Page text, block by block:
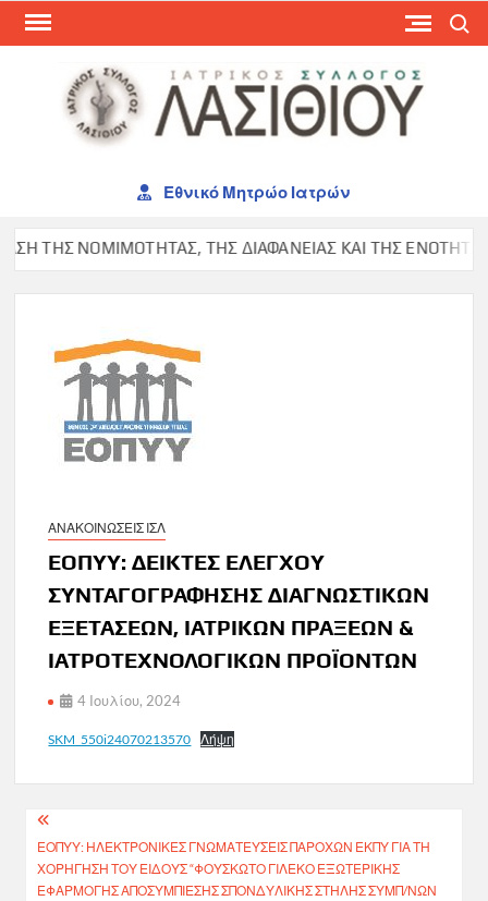
Skip
Εθνικό Μητρώο Ιατρών
ΤΗΣ ΝΟΜΙΜΟΤΗΤΑΣ, ΤΗΣ ΔΙΑΦΑΝΕΙΑΣ ΚΑΙ ΤΗΣ ΕΝΟΤΗΤΑΣ
ΑΝΑΚΟΙΝΩΣΕΙΣ ΙΣΛ
ΕΟΠΥΥ: ΔΕΙΚΤΕΣ ΕΛΕΓΧΟΥ
ΣΥΝΤΑΓΟΓΡΑΦΗΣΗΣ ΔΙΑΓΝΩΣΤΙΚΩΝ
ΕΞΕΤΑΣΕΩΝ, ΙΑΤΡΙΚΩΝ ΠΡΑΞΕΩΝ &
ΙΑΤΡΟΤΕΧΝΟΛΟΓΙΚΩΝ ΠΡΟΪΟΝΤΩΝ
4 Ιουλίου, 2024
SKM_550i24070213570 Λήψη
Πλοήγηση
άρθρων
ΕΟΠΥΥ: ΗΛΕΚΤΡΟΝΙΚΕΣ ΓΝΩΜΑΤΕΥΣΕΙΣ ΠΑΡΟΧΩΝ ΕΚΠΥ ΓΙΑ ΤΗ
ΧΟΡΗΓΗΣΗ ΤΟΥ ΕΙΔΟΥΣ “ΦΟΥΣΚΩΤΟ ΓΙΛΕΚΟ ΕΞΩΤΕΡΙΚΗΣ
ΕΦΑΡΜΟΓΗΣ ΑΠΟΣΥΜΠΙΕΣΗΣ ΣΠΟΝΔΥΛΙΚΗΣ ΣΤΗΛΗΣ ΣΥΜΠ/ΝΩΝ